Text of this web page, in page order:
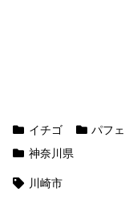
イチゴ パフェ
神奈川県
川崎市